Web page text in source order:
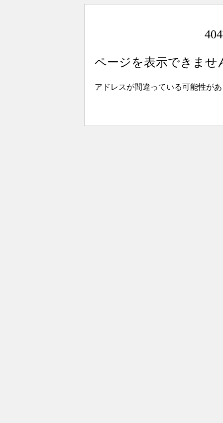
ページを表示できませ
アドレスが間違っている可能性が